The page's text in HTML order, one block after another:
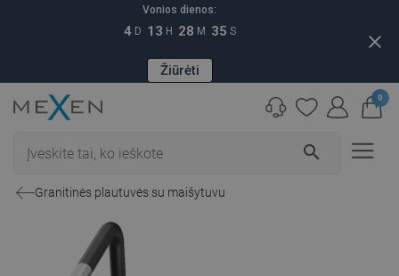
Vonios dienos:
4 D 13 H 28 M 34 S
Žiūrėti
close
search
0
Granitinės plautuvės su maišytuvu